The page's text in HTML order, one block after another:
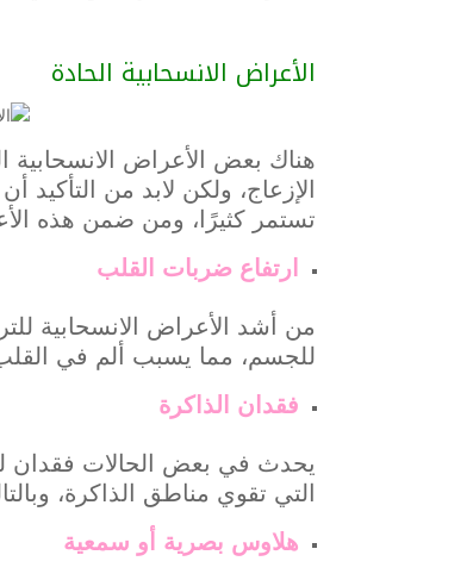
الأعراض الانسحابية الحادة
هناك بعض الأعراض الانسحابية
الإزعاج، ولكن لابد من
تستمر كثيرًا، ومن ضمن هذه
ارتفاع ضربات القلب
من أشد الأعراض الانسحابية
للجسم، مما يسبب ألم في
فقدان الذاكرة
يحدث في بعض الحالات فقدان
التي تقوي مناطق الذاكرة،
هلاوس بصرية أو سمعية